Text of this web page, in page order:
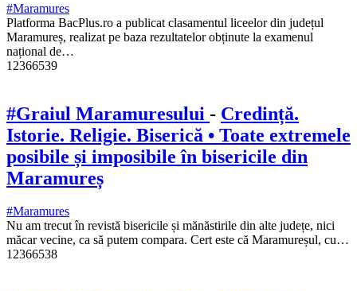
#Maramures
Platforma BacPlus.ro a publicat clasamentul liceelor din județul
Maramureș, realizat pe baza rezultatelor obținute la examenul
național de…
12366539
#Graiul Maramuresului - Credință.
Istorie. Religie. Biserică • Toate extremele
posibile și imposibile în bisericile din
Maramureș
#Maramures
Nu am trecut în revistă bisericile și mănăstirile din alte județe, nici
măcar vecine, ca să putem compara. Cert este că Maramureșul, cu…
12366538